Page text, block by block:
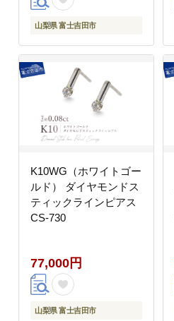
山梨県 富士吉田市
K10WG（ホワイトゴー
ルド） ダイヤモンドス
ティックラインピアス
CS-730
77,000円
山梨県 富士吉田市